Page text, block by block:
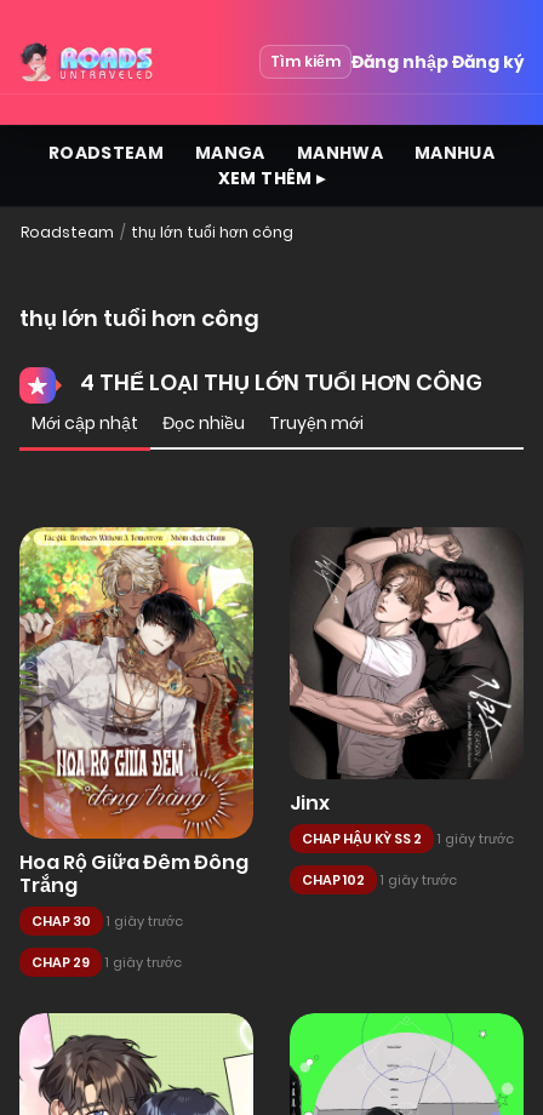
Tìm kiếm Đăng nhậpĐăng ký
ROADSTEAM MANGA MANHWA
MANHUA
XEM THÊM ▸
Roadsteam thụ lớn tuổi hơn công
thụ lớn tuổi hơn công
4 THỂ LOẠI THỤ LỚN TUỔI HƠN CÔNG
Mới cập nhật Đọc nhiều Truyện mới
Hoa Rộ Giữa Đêm Đông
Trắng
CHAP 30 1 giây trước
CHAP 29 1 giây trước
Jinx
CHAP HẬU KỲ SS 2 1 giây trước
CHAP 102 1 giây trước